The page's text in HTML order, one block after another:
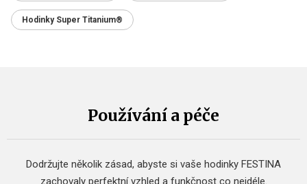
Hodinky Super Titanium®
Používání a péče
Dodržujte několik zásad, abyste si vaše hodinky FESTINA
zachovaly perfektní vzhled a funkčnost co nejdéle.